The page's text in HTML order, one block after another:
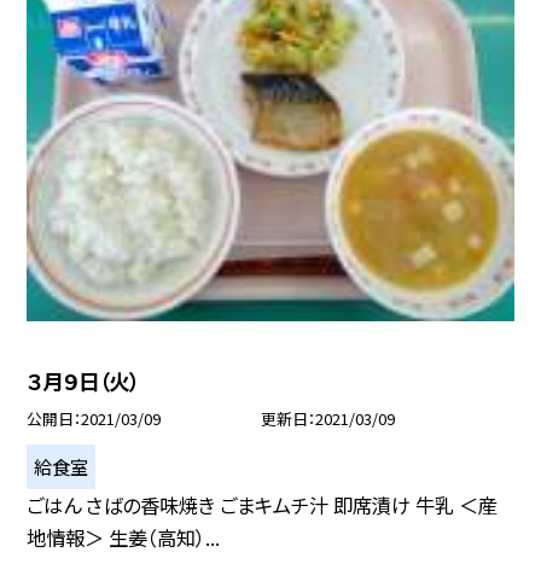
３月９日（火）
公開日 2021/03/09 更新日 2021/03/09
給食室
ごはん さばの香味焼き ごまキムチ汁 即席漬け 牛乳 ＜産
地情報＞ 生姜（高知）...